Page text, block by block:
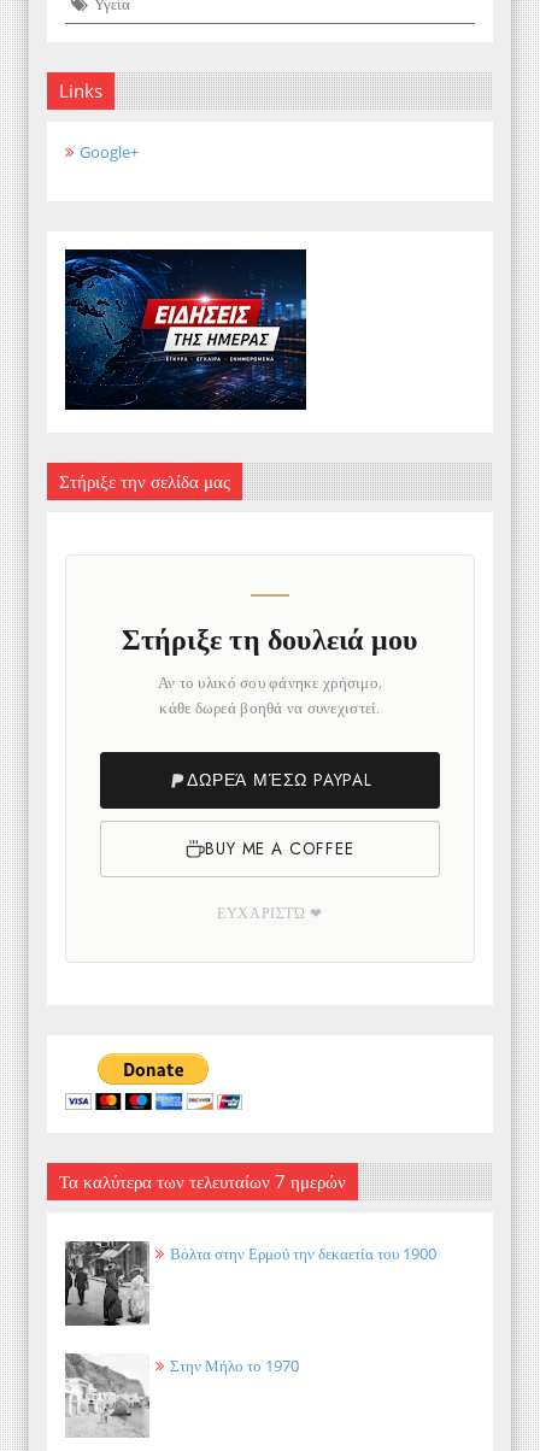
Links
Google+
Στήριξε την σελίδα μας
Στήριξε τη δουλειά μου
Αν το υλικό σου φάνηκε χρήσιμο,
κάθε δωρεά βοηθά να συνεχιστεί.
ΔΩΡΕΆ ΜΈΣΩ PAYPAL
BUY ME A COFFEE
ΕΥΧΑΡΙΣΤΏ ❤
Τα καλύτερα των τελευταίων 7 ημερών
Βόλτα στην Ερμού την δεκαετία του 1900
Στην Μήλο το 1970